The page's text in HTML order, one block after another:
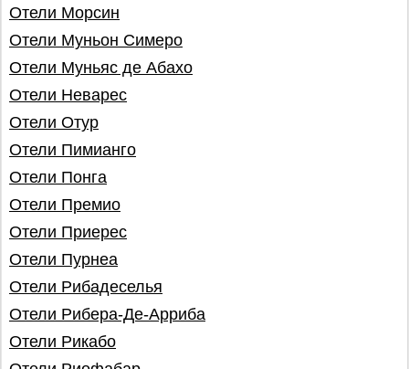
Отели Морсин
Отели Муньон Симеро
Отели Муньяс де Абахо
Отели Неварес
Отели Отур
Отели Пимианго
Отели Понга
Отели Премио
Отели Приерес
Отели Пурнеа
Отели Рибадеселья
Отели Рибера-Де-Арриба
Отели Рикабо